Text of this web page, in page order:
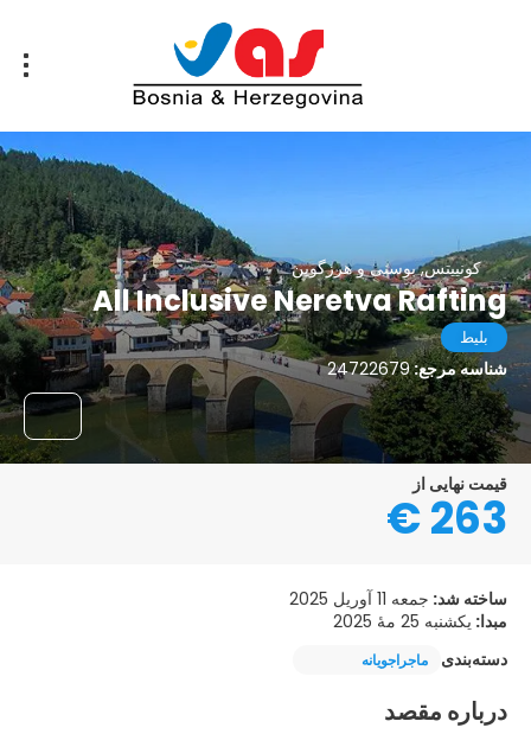
کونییتس, بوسنی و هرزگوین
All Inclusive Neretva Rafting
بلیط
شناسه مرجع:24722679
قیمت نهایی از
263 €
ساخته شد: جمعه 11 آوریل 2025
مبدا: یکشنبه 25 مهٔ 2025
دسته‌بندی
ماجراجویانه
درباره مقصد